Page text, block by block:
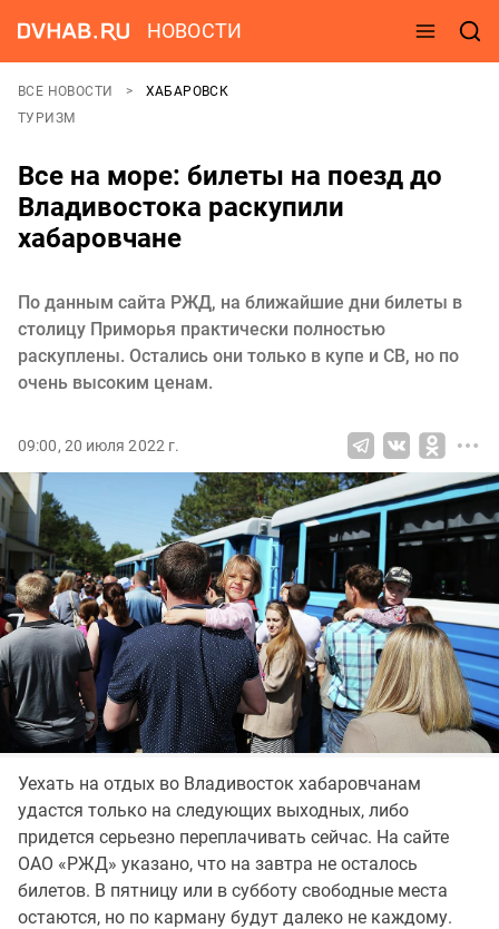
НОВОСТИ
ВСЕ НОВОСТИ
ХАБАРОВСК
ТУРИЗМ
Все на море: билеты на поезд до
Владивостока раскупили
хабаровчане
По данным сайта РЖД, на ближайшие дни билеты в
столицу Приморья практически полностью
раскуплены. Остались они только в купе и СВ, но по
очень высоким ценам.
09:00, 20 июля 2022 г.
Уехать на отдых во Владивосток хабаровчанам
удастся только на следующих выходных, либо
придется серьезно переплачивать сейчас. На сайте
ОАО «РЖД» указано, что на завтра не осталось
билетов. В пятницу или в субботу свободные места
остаются, но по карману будут далеко не каждому.